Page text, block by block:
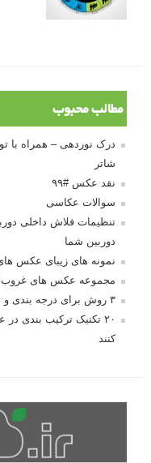
مطالب محبوب
شاتر
نقد عکس #۹۹
سوالات عکاسی
تنظیمات فلاش داخلی
دوربین شما
نمونه های زیبای عکس
مجموعه عکس های غروب
۳ روش برای درجه بندی و تنظیم دقیق رنگ در فتوشاپ
۲۰ تکنیک ترکیب بندی
کنند